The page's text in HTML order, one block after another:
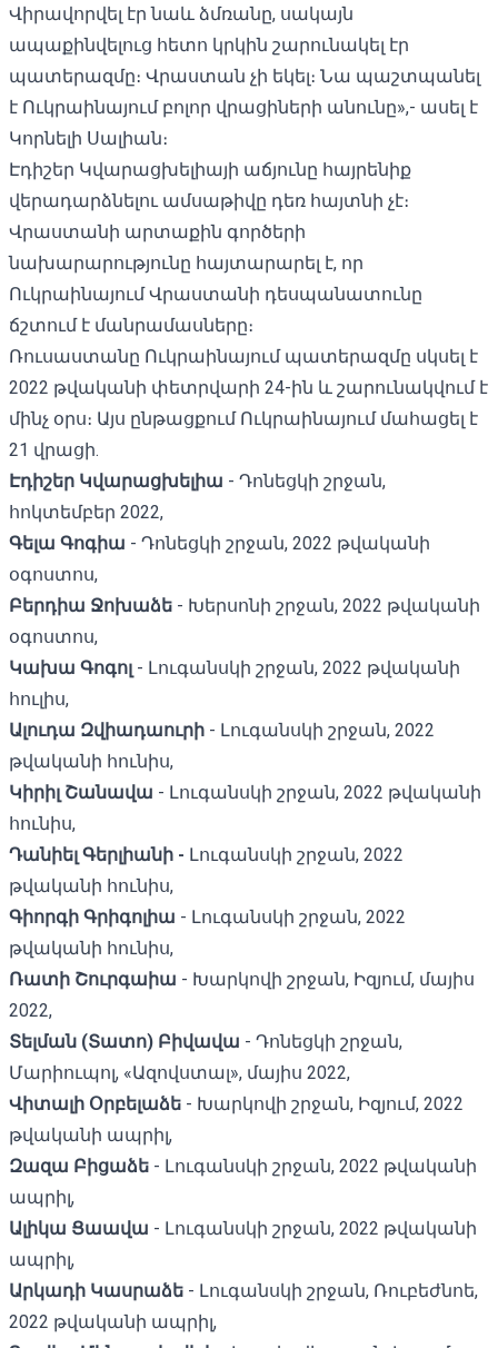
Վիրավորվել էր նաև ձմռանը, սակայն
ապաքինվելուց հետո կրկին շարունակել էր
պատերազմը։ Վրաստան չի եկել։ Նա պաշտպանել
է Ուկրաինայում բոլոր վրացիների անունը»,- ասել է
Կորնելի Սալիան։
Էդիշեր Կվարացխելիայի աճյունը հայրենիք
վերադարձնելու ամսաթիվը դեռ հայտնի չէ։
Վրաստանի արտաքին գործերի
նախարարությունը հայտարարել է, որ
Ուկրաինայում Վրաստանի դեսպանատունը
ճշտում է մանրամասները։
Ռուսաստանը Ուկրաինայում պատերազմը սկսել է
2022 թվականի փետրվարի 24-ին և շարունակվում է
մինչ օրս։ Այս ընթացքում Ուկրաինայում մահացել է
21 վրացի.
Էդիշեր Կվարացխելիա - Դոնեցկի շրջան,
հոկտեմբեր 2022,
Գելա Գոգիա - Դոնեցկի շրջան, 2022 թվականի
օգոստոս,
Բերդիա Ջոխաձե - Խերսոնի շրջան, 2022 թվականի
օգոստոս,
Կախա Գոգոլ - Լուգանսկի շրջան, 2022 թվականի
հուլիս,
Ալուդա Զվիադաուրի - Լուգանսկի շրջան, 2022
թվականի հունիս,
Կիրիլ Շանավա - Լուգանսկի շրջան, 2022 թվականի
հունիս,
Դանիել Գերլիանի - Լուգանսկի շրջան, 2022
թվականի հունիս,
Գիորգի Գրիգոլիա - Լուգանսկի շրջան, 2022
թվականի հունիս,
Ռատի Շուրգաիա - Խարկովի շրջան, Իզյում, մայիս
2022,
Տելման (Տատո) Բիվավա - Դոնեցկի շրջան,
Մարիուպոլ, «Ազովստալ», մայիս 2022,
Վիտալի Օրբելաձե - Խարկովի շրջան, Իզյում, 2022
թվականի ապրիլ,
Զազա Բիցաձե - Լուգանսկի շրջան, 2022 թվականի
ապրիլ,
Ալիկա Ցաավա - Լուգանսկի շրջան, 2022 թվականի
ապրիլ,
Արկադի Կասրաձե - Լուգանսկի շրջան, Ռուբեժնոե,
2022 թվականի ապրիլ,